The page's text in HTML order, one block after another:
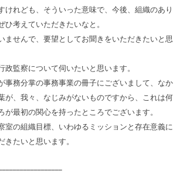
けれども、そういった意味で、今後、組織のあり
考えていただきたいなと。
せんで、要望としてお聞きをいただきたいと思
監察について伺いたいと思います。
務分掌の事務事業の冊子にございまして、なか
が、我々、なじみがないものですから、これは何
が最初の関心を持ったところでございます。
の組織目標、いわゆるミッションと存在意義に
たいと思います。